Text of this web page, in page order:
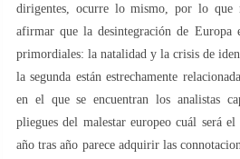
dirigentes, ocurre lo mismo, por lo que
afirmar que la desintegración de Europa
primordiales: la natalidad y la crisis de
la segunda están estrechamente
en el que se encuentran los analistas
pliegues del malestar europeo cuál será
año tras año parece adquirir las